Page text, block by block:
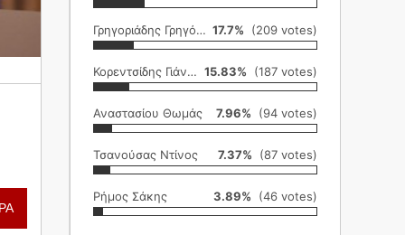
Γρηγοριάδης Γρηγόρης 17.7% (209 votes)
Κορεντσίδης Γιάννης 15.83% (187 votes)
Αναστασίου Θωμάς 7.96% (94 votes)
Τσανούσας Ντίνος 7.37% (87 votes)
Ρήμος Σάκης 3.89% (46 votes)